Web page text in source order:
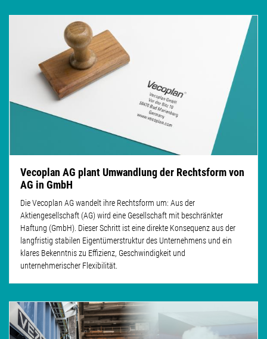
Vecoplan AG plant Umwandlung der Rechtsform von
AG in GmbH
Die Vecoplan AG wandelt ihre Rechtsform um: Aus der
Aktiengesellschaft (AG) wird eine Gesellschaft mit beschränkter
Haftung (GmbH). Dieser Schritt ist eine direkte Konsequenz aus der
langfristig stabilen Eigentümerstruktur des Unternehmens und ein
klares Bekenntnis zu Effizienz, Geschwindigkeit und
unternehmerischer Flexibilität.